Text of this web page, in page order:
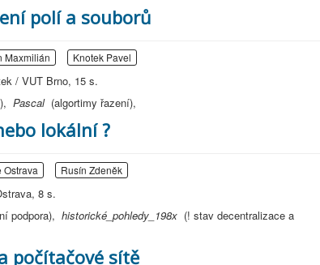
polí a souborů
Maxmilián Knotek Pavel
/ VUT Brno, 15 s.
Pascal (algortimy řazení),
lokální ?
Ostrava Rusín Zdeněk
8 s.
podpora), historické_pohledy_198x (! stav decentralizace a
počítačové sítě